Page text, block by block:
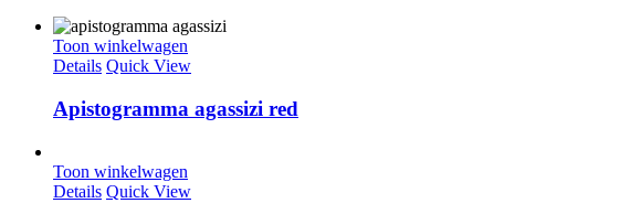
Toon winkelwagen
Details Quick View
Apistogramma agassizi red
Toon winkelwagen
Details Quick View